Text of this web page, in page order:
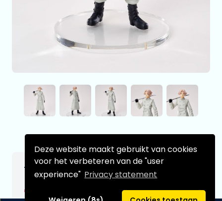
Deze website maakt gebruikt van cookies
voor het verbeteren van de "user
experience" Privacy statement
Tokyo Revenger PVC Statue Seishu Inui
€33,99 [Onder voorbehoud]